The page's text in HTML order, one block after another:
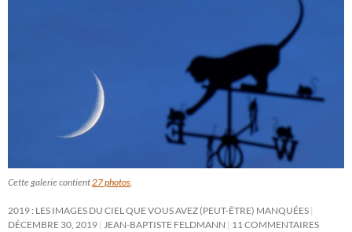
Cette galerie contient27 photos.
2019 : LES IMAGES DU CIEL QUE VOUS AVEZ (PEUT-ÊTRE) MANQUÉES
DÉCEMBRE 30, 2019 JEAN-BAPTISTE FELDMANN 11 COMMENTAIRES